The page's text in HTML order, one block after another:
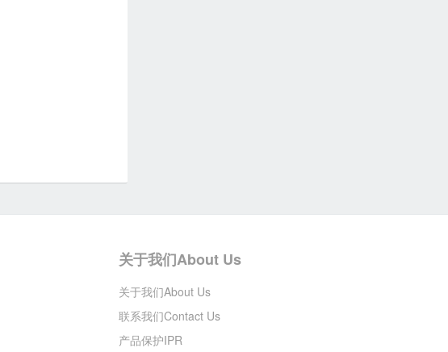
关于我们About Us
关于我们About Us
联系我们Contact Us
产品保护IPR